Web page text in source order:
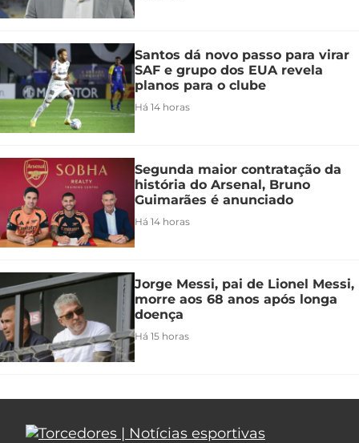
Santos dá novo passo para virar
SAF e grupo dos EUA revela
planos para o clube
Há 14 horas
Segunda maior contratação da
história do Arsenal, Bruno
Guimarães é anunciado
Há 14 horas
Jorge Messi, pai de Lionel Messi,
morre aos 68 anos após longa
doença
Há 15 horas